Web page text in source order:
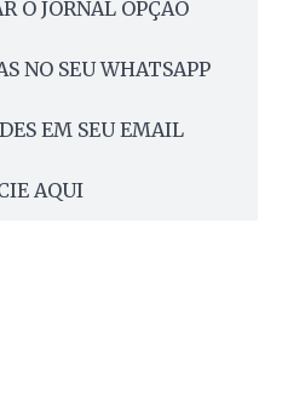
O JORNAL OPÇÃO
NO SEU WHATSAPP
EM SEU EMAIL
AQUI